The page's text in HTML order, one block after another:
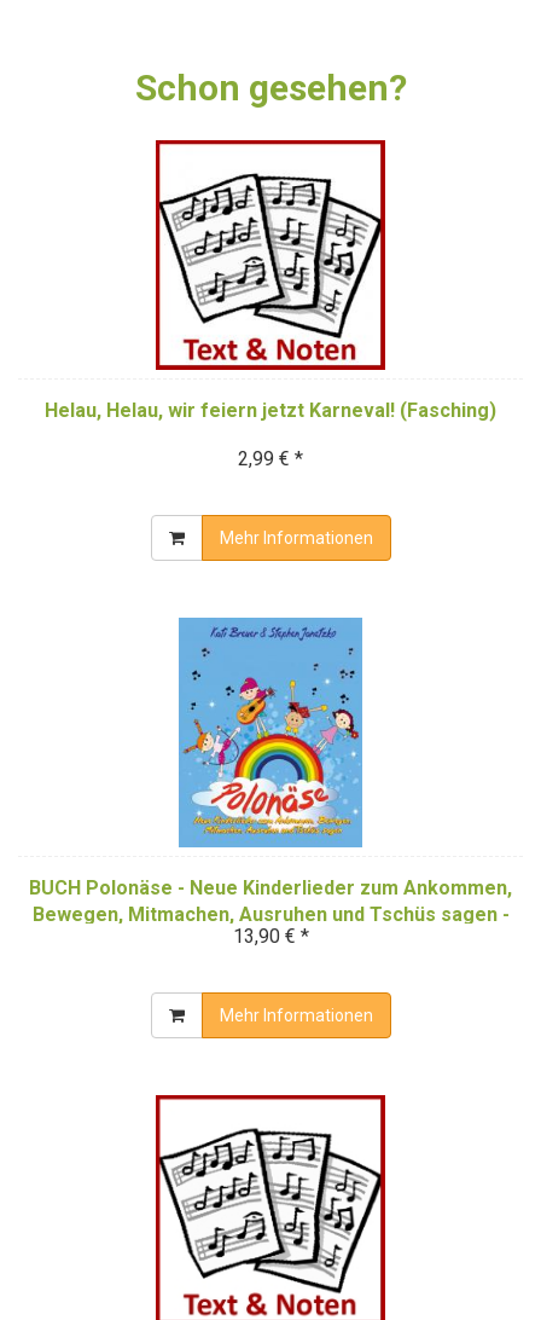
Schon gesehen?
Helau, Helau, wir feiern jetzt Karneval! (Fasching)
2,99 € *
Mehr Informationen
BUCH Polonäse - Neue Kinderlieder zum Ankommen,
Bewegen, Mitmachen, Ausruhen und Tschüs sagen -
Das Liederbuch
13,90 € *
Mehr Informationen